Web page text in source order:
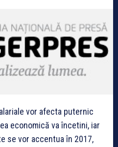
vor afecta puternic
economică va încetini, iar
se vor accentua în 2017,